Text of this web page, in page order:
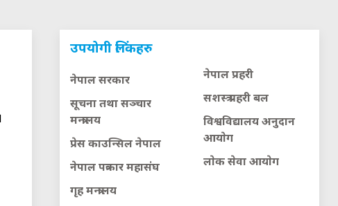
उपयोगी लिंकहरु
नेपाल सरकार
सूचना तथा सञ्चार
मन्त्रालय
प्रेस काउन्सिल नेपाल
नेपाल पत्रकार महासंघ
गृह मन्त्रालय
नेपाल प्रहरी
सशस्त्र प्रहरी बल
विश्वविद्यालय अनुदान
आयाेग
लाेक सेवा आयाेग